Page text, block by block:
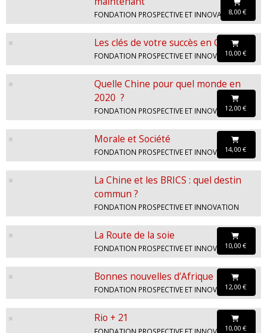
FONDATION PROSPECTIVE ET INNOVATION
8,00 €
Les clés de votre succès en Chine
FONDATION PROSPECTIVE ET INNOVATION
10,00 €
Quelle Chine pour quel monde en
2020 ?
FONDATION PROSPECTIVE ET INNOVATION
12,00 €
Morale et Société
FONDATION PROSPECTIVE ET INNOVATION
14,00 €
La Chine et les BRICS : quel destin
commun ?
FONDATION PROSPECTIVE ET INNOVATION
La Route de la soie
FONDATION PROSPECTIVE ET INNOVATION
10,00 €
Bonnes nouvelles d’Afrique
FONDATION PROSPECTIVE ET INNOVATION
12,00 €
Rio + 21
FONDATION PROSPECTIVE ET INNOVATION
10,00 €